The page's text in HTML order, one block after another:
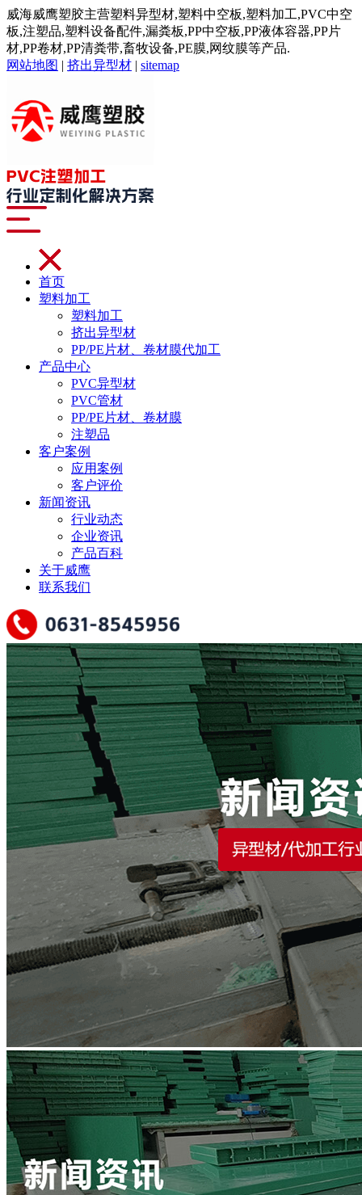
威海威鹰塑胶主营塑料异型材,塑料中空板,塑料加工,PVC中空
板,注塑品,塑料设备配件,漏粪板,PP中空板,PP液体容器,PP片
材,PP卷材,PP清粪带,畜牧设备,PE膜,网纹膜等产品.
网站地图 | 挤出异型材 | sitemap
首页
塑料加工
塑料加工
挤出异型材
PP/PE片材、卷材膜代加工
产品中心
PVC异型材
PVC管材
PP/PE片材、卷材膜
注塑品
客户案例
应用案例
客户评价
新闻资讯
行业动态
企业资讯
产品百科
关于威鹰
联系我们